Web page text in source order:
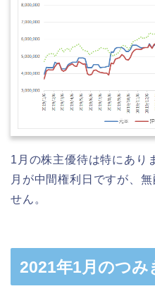
1月の株主優待は特にあり
月が中間権利日ですが、
せん。
2021年1月のつみ